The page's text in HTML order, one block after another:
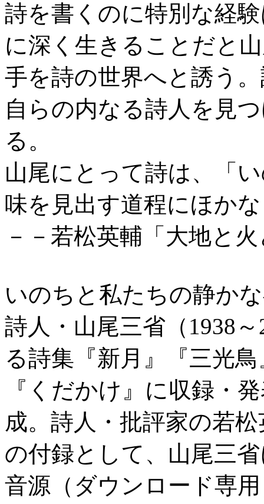
詩を書くのに特別な経
に深く生きることだと
手を詩の世界へと誘う
自らの内なる詩人を見
る。
山尾にとって詩は、「
味を見出す道程にほか
－－若松英輔「大地と
いのちと私たちの静か
詩人・山尾三省（1938
る詩集『新月』『三光
『くだかけ』に収録・
成。詩人・批評家の若
の付録として、山尾三
音源（ダウンロード専